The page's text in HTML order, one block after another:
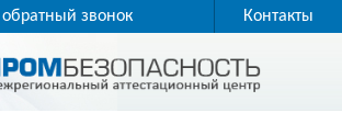
обратный звонок Контакты